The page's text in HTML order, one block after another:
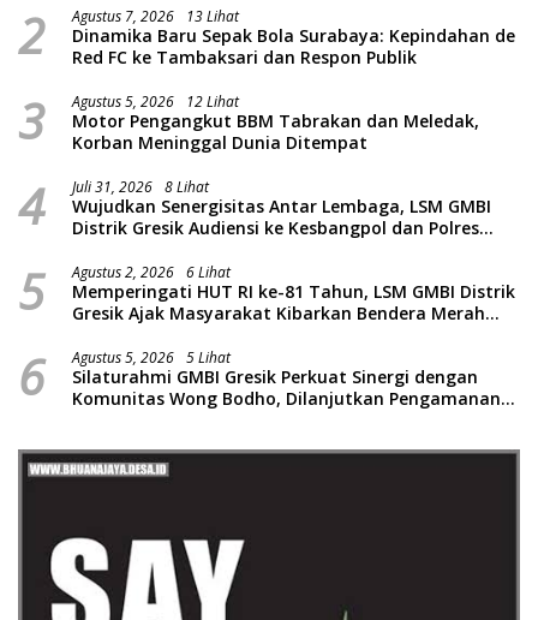
2 Agustus 7, 2026 13 Lihat
Dinamika Baru Sepak Bola Surabaya: Kepindahan de
Red FC ke Tambaksari dan Respon Publik
3 Agustus 5, 2026 12 Lihat
Motor Pengangkut BBM Tabrakan dan Meledak,
Korban Meninggal Dunia Ditempat
4 Juli 31, 2026 8 Lihat
Wujudkan Senergisitas Antar Lembaga, LSM GMBI
Distrik Gresik Audiensi ke Kesbangpol dan Polres
Piatu
5 Agustus 2, 2026 6 Lihat
Memperingati HUT RI ke-81 Tahun, LSM GMBI Distrik
Gresik Ajak Masyarakat Kibarkan Bendera Merah
6 Agustus 5, 2026 5 Lihat
Silaturahmi GMBI Gresik Perkuat Sinergi dengan
Komunitas Wong Bodho, Dilanjutkan Pengamanan